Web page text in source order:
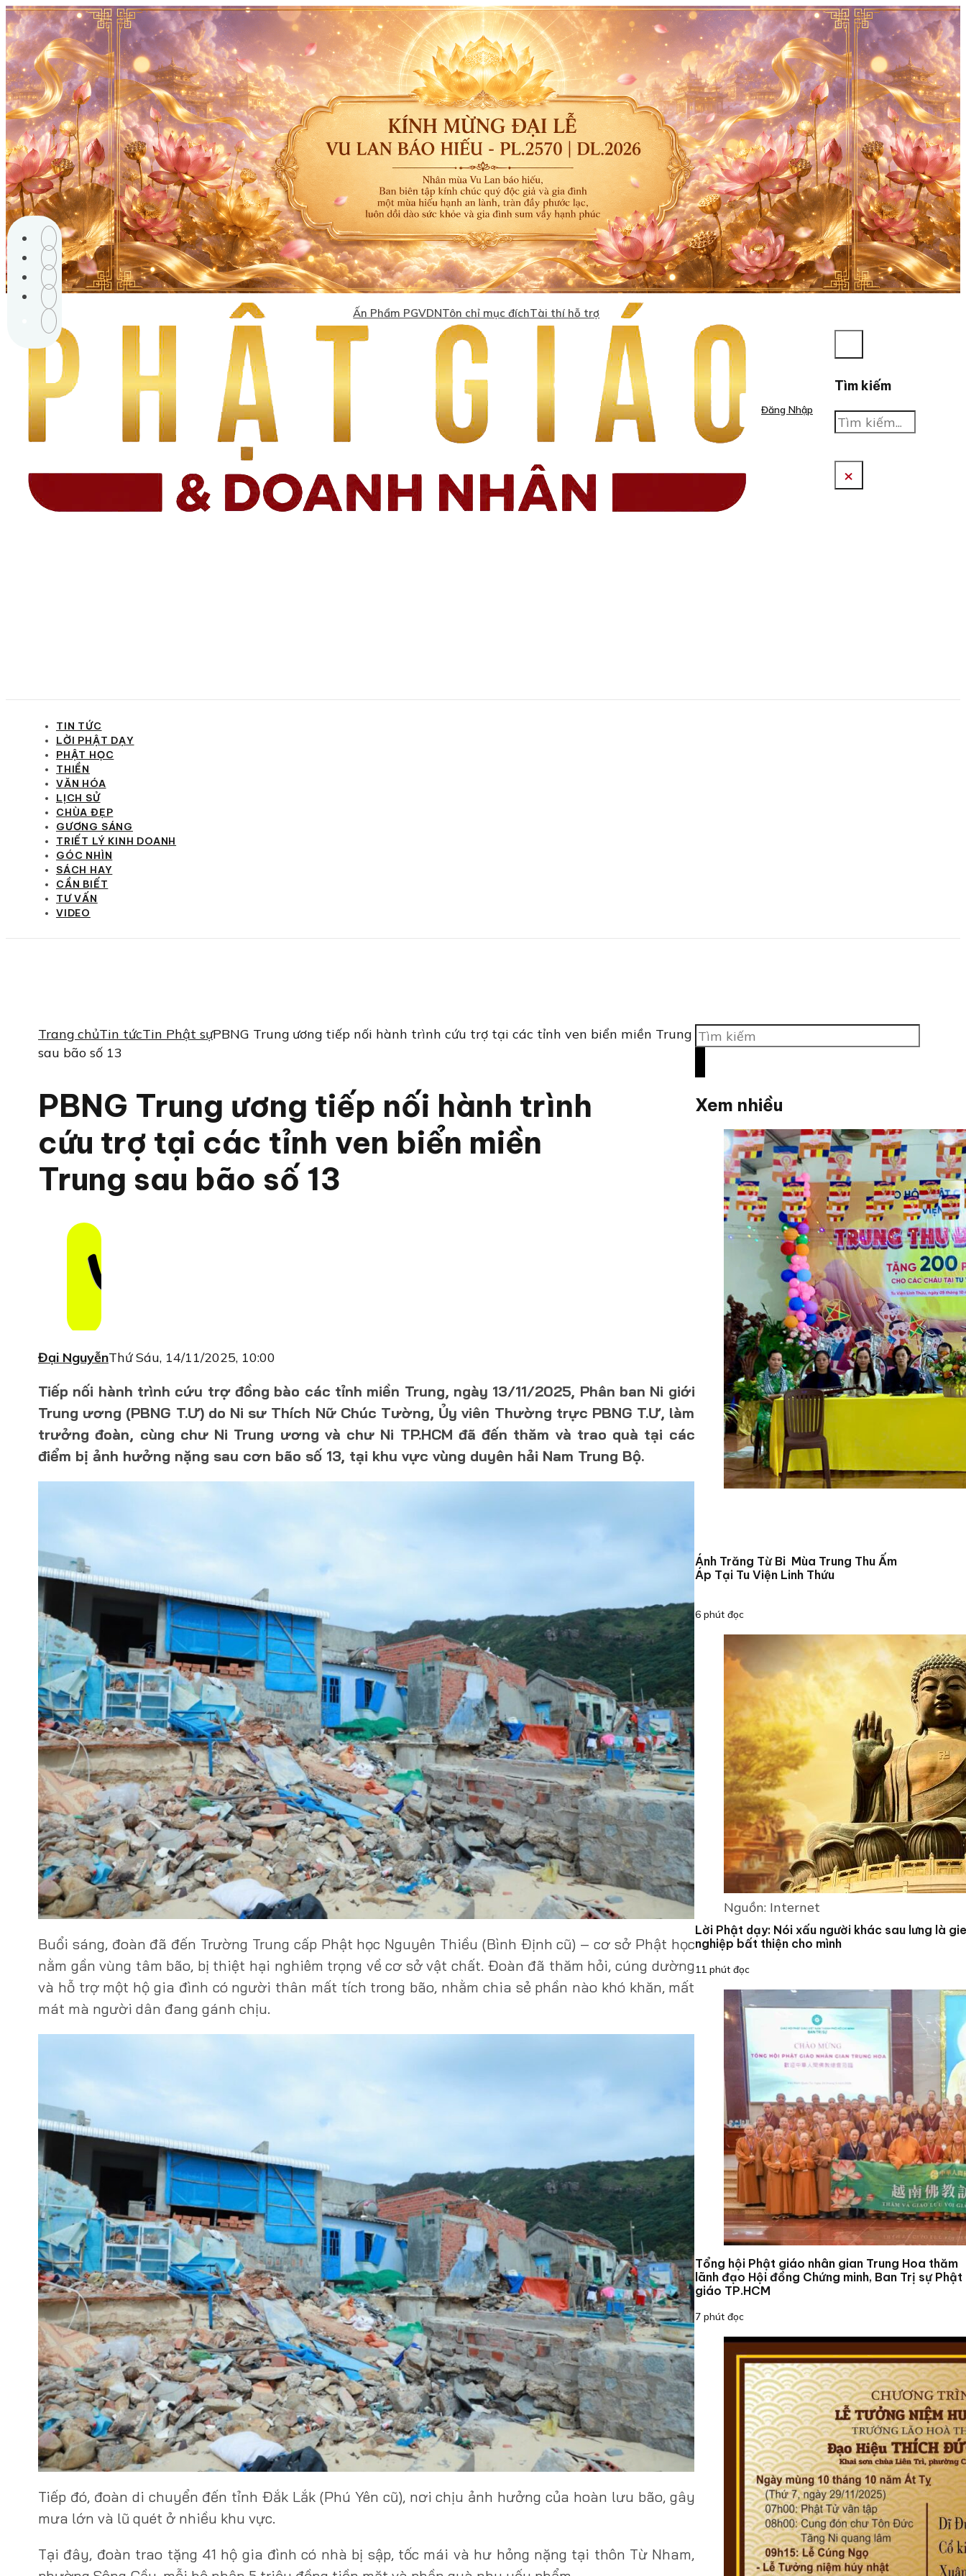
Ấn Phẩm PGVDNTôn chỉ mục đíchTài thí hỗ trợ
Đăng Nhập
Tìm kiếm
Tìm
kiếm
×
TIN TỨC
LỜI PHẬT DẠY
PHẬT HỌC
THIỀN
VĂN HÓA
LỊCH SỬ
CHÙA ĐẸP
GƯƠNG SÁNG
TRIẾT LÝ KINH DOANH
GÓC NHÌN
SÁCH HAY
CẦN BIẾT
TƯ VẤN
VIDEO
Trang chủTin tứcTin Phật sựPBNG Trung ương tiếp nối hành trình cứu trợ tại các tỉnh ven biển miền Trung
sau bão số 13
PBNG Trung ương tiếp nối hành trình
cứu trợ tại các tỉnh ven biển miền
Trung sau bão số 13
Đại NguyễnThứ Sáu, 14/11/2025, 10:00
Tiếp nối hành trình cứu trợ đồng bào các tỉnh miền Trung, ngày 13/11/2025, Phân ban Ni giới
Trung ương (PBNG T.Ư) do Ni sư Thích Nữ Chúc Tường, Ủy viên Thường trực PBNG T.Ư, làm
trưởng đoàn, cùng chư Ni Trung ương và chư Ni TP.HCM đã đến thăm và trao quà tại các
điểm bị ảnh hưởng nặng sau cơn bão số 13, tại khu vực vùng duyên hải Nam Trung Bộ.
Buổi sáng, đoàn đã đến Trường Trung cấp Phật học Nguyên Thiều (Bình Định cũ) – cơ sở Phật học
nằm gần vùng tâm bão, bị thiệt hại nghiêm trọng về cơ sở vật chất. Đoàn đã thăm hỏi, cúng dường
và hỗ trợ một hộ gia đình có người thân mất tích trong bão, nhằm chia sẻ phần nào khó khăn, mất
mát mà người dân đang gánh chịu.
Tiếp đó, đoàn di chuyển đến tỉnh Đắk Lắk (Phú Yên cũ), nơi chịu ảnh hưởng của hoàn lưu bão, gây
mưa lớn và lũ quét ở nhiều khu vực.
Tại đây, đoàn trao tặng 41 hộ gia đình có nhà bị sập, tốc mái và hư hỏng nặng tại thôn Từ Nham,
Tìm
kiếm
Xem nhiều
Ánh Trăng Từ Bi Mùa Trung Thu Ấm
Áp Tại Tu Viện Linh Thứu
6 phút đọc
Nguồn: Internet
Lời Phật dạy: Nói xấu người khác sau lưng là
nghiệp bất thiện cho mình
11 phút đọc
Tổng hội Phật giáo nhân gian Trung Hoa thăm
lãnh đạo Hội đồng Chứng minh, Ban Trị sự Phật
giáo TP.HCM
7 phút đọc